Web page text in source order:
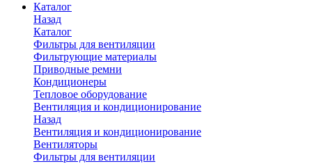
Каталог
Назад
Каталог
Фильтры для вентиляции
Фильтрующие материалы
Приводные ремни
Кондиционеры
Тепловое оборудование
Вентиляция и кондиционирование
Назад
Вентиляция и кондиционирование
Вентиляторы
Фильтры для вентиляции